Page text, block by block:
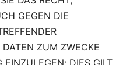
GEGEN DIE
DATEN ZUM ZWECKE